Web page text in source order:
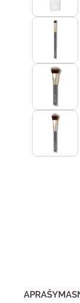
APRAŠYMAS